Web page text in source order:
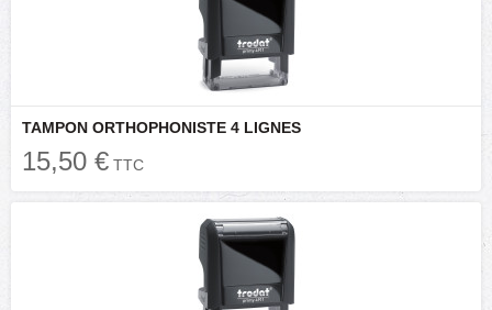
TAMPON ORTHOPHONISTE 4 LIGNES
15,50 € TTC